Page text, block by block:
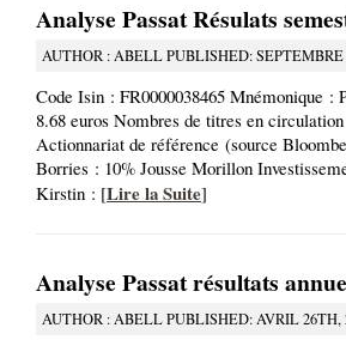
Analyse Passat Résulats
AUTHOR : ABELL PUBLISHED: SEPTEMBRE
Code Isin : FR0000038465 Mnémonique :
8.68 euros Nombres de titres en
Actionnariat de référence (source
Borries : 10% Jousse Morillon
Kirstin : [Lire la Suite]
Analyse Passat résultats
AUTHOR : ABELL PUBLISHED: AVRIL 26TH,